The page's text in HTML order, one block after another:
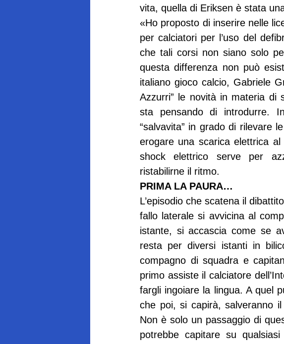
vita, quella di Eriksen è stata
«Ho proposto di inserire nelle
per calciatori per l’uso del
che tali corsi non siano solo
questa differenza non può
italiano gioco calcio, Gabriele
Azzurri” le novità in materia di
sta pensando di introdurre.
“salvavita” in grado di rilevare
erogare una scarica elettrica
shock elettrico serve per
ristabilirne il ritmo.
PRIMA LA PAURA…
L’episodio che scatena il
fallo laterale si avvicina al
istante, si accascia come se
resta per diversi istanti in
compagno di squadra e
primo assiste il calciatore
fargli ingoiare la lingua. A quel
che poi, si capirà, salveranno
Non è solo un passaggio di
potrebbe capitare su